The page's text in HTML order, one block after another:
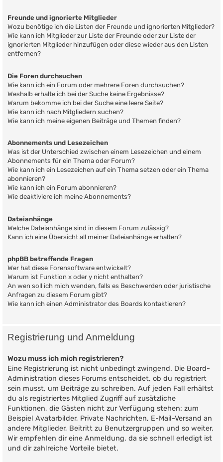
Freunde und ignorierte Mitglieder
Wozu benötige ich die Listen der Freunde und ignorierten Mitglieder?
Wie kann ich Mitglieder zur Liste der Freunde oder zur Liste der
ignorierten Mitglieder hinzufügen oder diese wieder aus den Listen
entfernen?
Die Foren durchsuchen
Wie kann ich ein Forum oder mehrere Foren durchsuchen?
Weshalb erhalte ich bei der Suche keine Ergebnisse?
Warum bekomme ich bei der Suche eine leere Seite?
Wie kann ich nach Mitgliedern suchen?
Wie kann ich meine eigenen Beiträge und Themen finden?
Abonnements und Lesezeichen
Was ist der Unterschied zwischen einem Lesezeichen und einem
Abonnements für ein Thema oder Forum?
Wie kann ich ein Lesezeichen auf ein Thema setzen oder ein Thema
abonnieren?
Wie kann ich ein Forum abonnieren?
Wie deaktiviere ich meine Abonnements?
Dateianhänge
Welche Dateianhänge sind in diesem Forum zulässig?
Kann ich eine Übersicht all meiner Dateianhänge erhalten?
phpBB betreffende Fragen
Wer hat diese Forensoftware entwickelt?
Warum ist Funktion x oder y nicht enthalten?
An wen soll ich mich wenden, falls es Beschwerden oder juristische
Anfragen zu diesem Forum gibt?
Wie kann ich einen Administrator des Boards kontaktieren?
Registrierung und Anmeldung
Wozu muss ich mich registrieren?
Eine Registrierung ist nicht unbedingt zwingend. Die Board-
Administration dieses Forums entscheidet, ob du registriert
sein musst, um Beiträge zu schreiben. Auf jeden Fall erhältst
du als registriertes Mitglied Zugriff auf zusätzliche
Funktionen, die Gästen nicht zur Verfügung stehen: zum
Beispiel Avatarbilder, Private Nachrichten, E-Mail-Versand an
andere Mitglieder, Beitritt zu Benutzergruppen und so weiter.
Wir empfehlen dir eine Anmeldung, da sie schnell erledigt ist
und dir zahlreiche Vorteile bietet.